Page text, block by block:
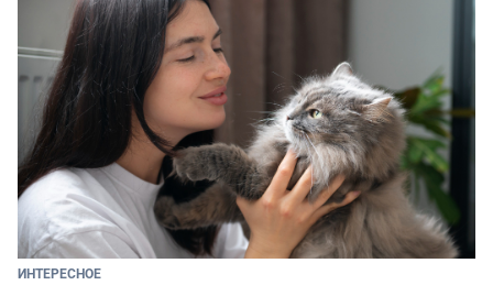
ИНТЕРЕСНОЕ